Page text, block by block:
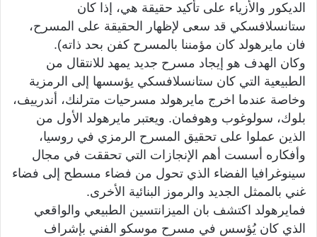
الديكور والأزياء على تأكيد حقيقة هي، إذا كان
ستانسلافسكي قد سعى لإظهار الحقيقة على المسرح،
فان مايرهولد كان مؤمننا بالمسرح كفن بحد ذاته).
وكان الهدف هو إيجاد مسرح جديد يمهد للانتقال من
الطبيعية التي كان ستانسلافسكي يؤسسها إلى الرمزية
وخاصة عندما اخرج مايرهولد مسرحيات مترلنك، أندرييف،
بلوك، سولوغوب وهوفمان. ويعتبر مايرهولد الأول من
الذين عملوا على تحقيق المسرح الرمزي في روسيا،
وأفكاره أسست أهم الإنجازات التي تحققت في مجال
سينوغرافيا الفضاء الذي تحول من فضاء مسطح إلى فضاء
غني بالممثل الجديد والرموز البنائية الأخرى.
فمايرهولد اكتشف بان الميزانتسين الطبيعي والواقعي
الذي كان يُؤسس في مسرح موسكو الفني بإشراف